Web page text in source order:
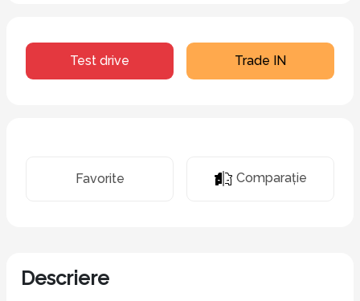
Test drive Trade IN
Favorite Comparaţie
Descriere